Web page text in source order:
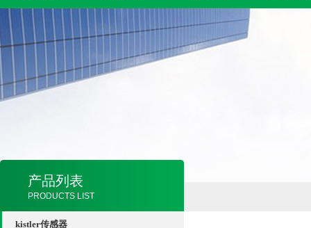
产品列表
PRODUCTS LIST
kistler传感器